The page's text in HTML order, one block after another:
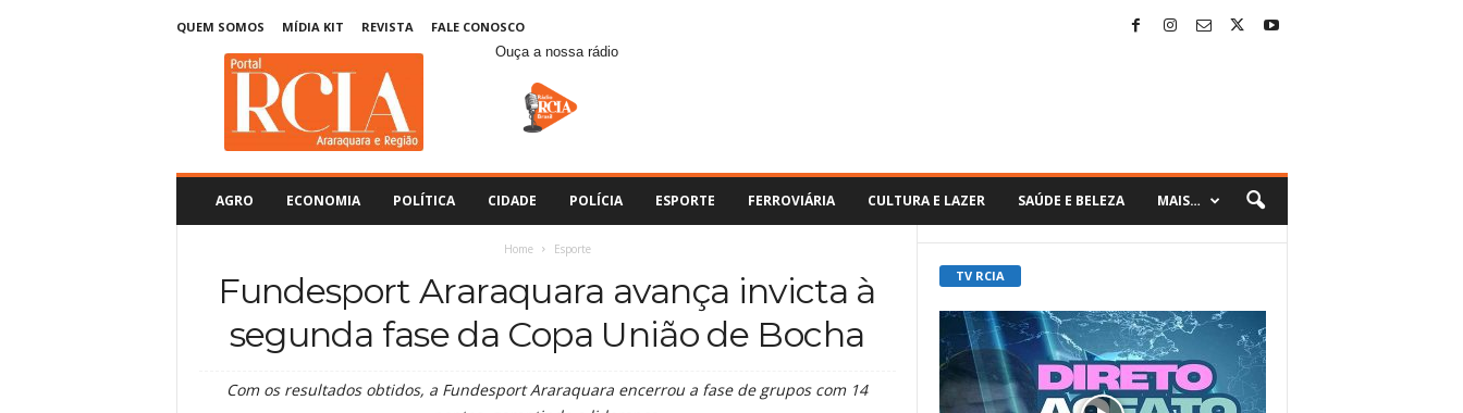
QUEM SOMOS MÍDIA KIT REVISTA
FALE CONOSCO
Ouça a nossa rádio
AGRO ECONOMIA POLÍTICA CIDADE POLÍCIA ESPORTE FERROVIÁRIA CULTURA E LAZER SAÚDE E BELEZA MAIS…
Home Esporte
Fundesport Araraquara avança invicta à
segunda fase da Copa União de Bocha
Com os resultados obtidos, a Fundesport Araraquara encerrou a fase de grupos com 14
TV RCIA